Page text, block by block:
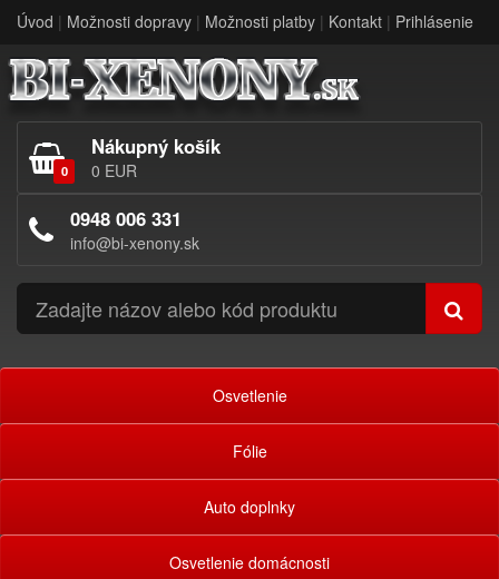
Úvod | Možnosti dopravy | Možnosti platby | Kontakt | Prihlásenie
0
Nákupný košík
0 EUR
0948 006 331
info@bi-xenony.sk
Osvetlenie
Fólie
Auto doplnky
Osvetlenie domácnosti